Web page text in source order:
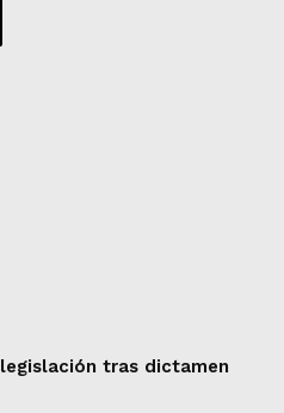
tras dictamen